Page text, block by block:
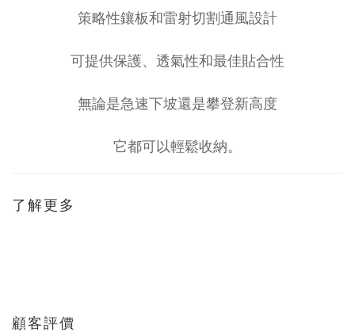
策略性鑲板和雷射切割通風設計
可提供保護、透氣性和最佳貼合性
無論是急速下坡還是攀登新高度
它都可以輕鬆收納。
了解更多
顧客評價